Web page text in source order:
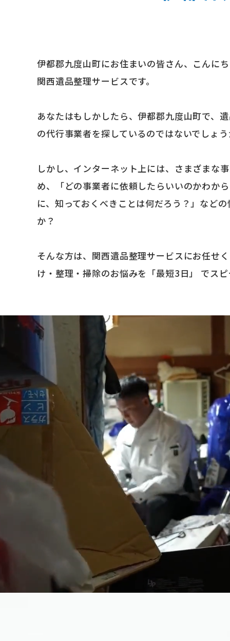
伊都郡九度山町にお住まいの皆さん、こんに
関西遺品整理サービスです。
あなたはもしかしたら、伊都郡九度山町で、
の代行事業者を探しているのではないでしょ
しかし、インターネット上には、さまざまな
め、「どの事業者に依頼したらいいのかわか
に、知っておくべきことは何だろう？」など
か？
そんな方は、関西遺品整理サービスにお任せ
け・整理・掃除のお悩みを「最短3日」 でス